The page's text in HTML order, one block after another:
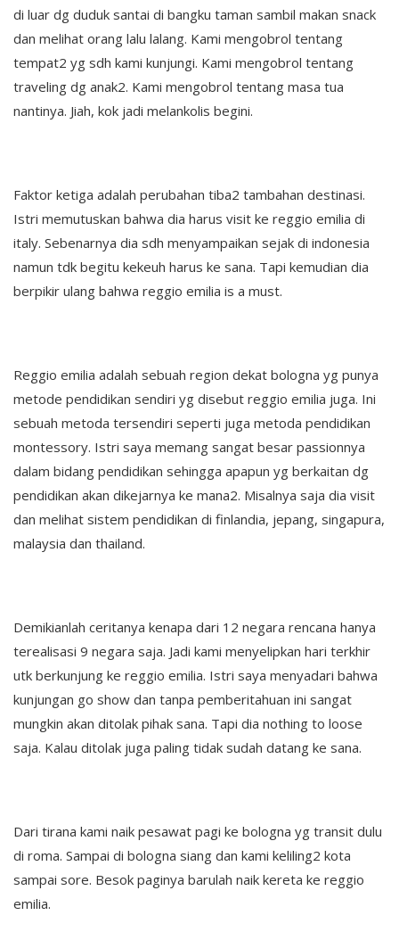
di luar dg duduk santai di bangku taman sambil makan snack
dan melihat orang lalu lalang. Kami mengobrol tentang
tempat2 yg sdh kami kunjungi. Kami mengobrol tentang
traveling dg anak2. Kami mengobrol tentang masa tua
nantinya. Jiah, kok jadi melankolis begini.
Faktor ketiga adalah perubahan tiba2 tambahan destinasi.
Istri memutuskan bahwa dia harus visit ke reggio emilia di
italy. Sebenarnya dia sdh menyampaikan sejak di indonesia
namun tdk begitu kekeuh harus ke sana. Tapi kemudian dia
berpikir ulang bahwa reggio emilia is a must.
Reggio emilia adalah sebuah region dekat bologna yg punya
metode pendidikan sendiri yg disebut reggio emilia juga. Ini
sebuah metoda tersendiri seperti juga metoda pendidikan
montessory. Istri saya memang sangat besar passionnya
dalam bidang pendidikan sehingga apapun yg berkaitan dg
pendidikan akan dikejarnya ke mana2. Misalnya saja dia visit
dan melihat sistem pendidikan di finlandia, jepang, singapura,
malaysia dan thailand.
Demikianlah ceritanya kenapa dari 12 negara rencana hanya
terealisasi 9 negara saja. Jadi kami menyelipkan hari terkhir
utk berkunjung ke reggio emilia. Istri saya menyadari bahwa
kunjungan go show dan tanpa pemberitahuan ini sangat
mungkin akan ditolak pihak sana. Tapi dia nothing to loose
saja. Kalau ditolak juga paling tidak sudah datang ke sana.
Dari tirana kami naik pesawat pagi ke bologna yg transit dulu
di roma. Sampai di bologna siang dan kami keliling2 kota
sampai sore. Besok paginya barulah naik kereta ke reggio
emilia.